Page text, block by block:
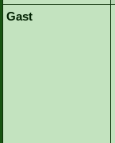
Gast